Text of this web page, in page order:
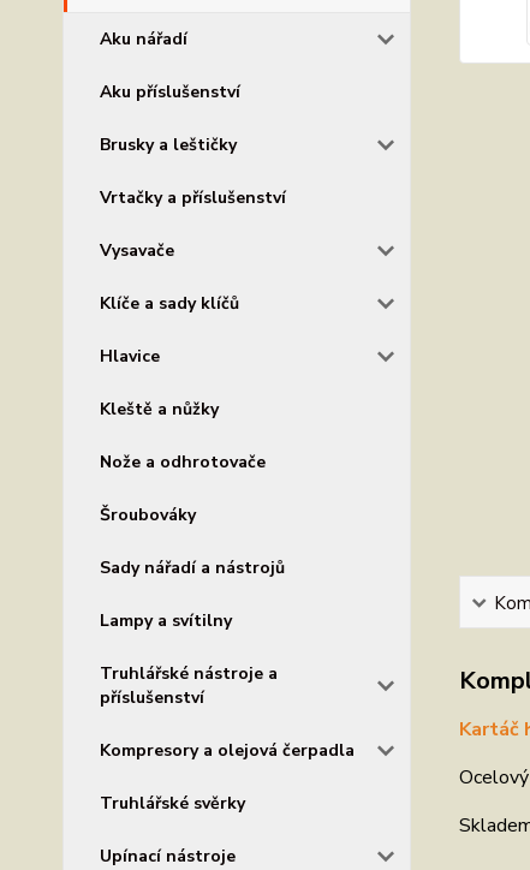
Aku nářadí
Aku příslušenství
Brusky a leštičky
Vrtačky a příslušenství
Vysavače
Klíče a sady klíčů
Hlavice
Kleště a nůžky
Nože a odhrotovače
Šroubováky
Sady nářadí a nástrojů
Lampy a svítilny
Truhlářské nástroje a
příslušenství
Kompresory a olejová čerpadla
Truhlářské svěrky
Upínací nástroje
Kartáč